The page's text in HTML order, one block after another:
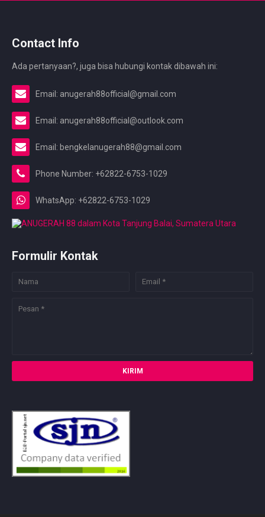
Contact Info
Ada pertanyaan?, juga bisa hubungi kontak dibawah ini:
Email: anugerah88official@gmail.com
Email: anugerah88official@outlook.com
Email: bengkelanugerah88@gmail.com
Phone Number: +62822-6753-1029
WhatsApp: +62822-6753-1029
Formulir Kontak